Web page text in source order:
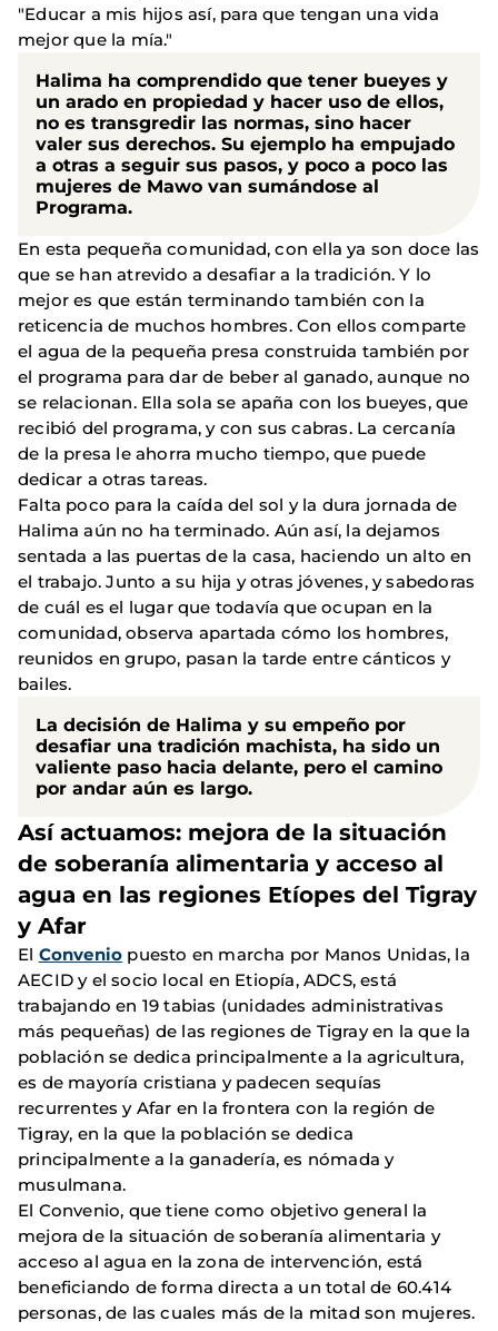
"Educar a mis hijos así, para que tengan una vida
mejor que la mía."
Halima ha comprendido que tener bueyes y
un arado en propiedad y hacer uso de ellos,
no es transgredir las normas, sino hacer
valer sus derechos. Su ejemplo ha empujado
a otras a seguir sus pasos, y poco a poco las
mujeres de Mawo van sumándose al
Programa.
En esta pequeña comunidad, con ella ya son doce las
que se han atrevido a desafiar a la tradición. Y lo
mejor es que están terminando también con la
reticencia de muchos hombres. Con ellos comparte
el agua de la pequeña presa construida también por
el programa para dar de beber al ganado, aunque no
se relacionan. Ella sola se apaña con los bueyes, que
recibió del programa, y con sus cabras. La cercanía
de la presa le ahorra mucho tiempo, que puede
dedicar a otras tareas.
Falta poco para la caída del sol y la dura jornada de
Halima aún no ha terminado. Aún así, la dejamos
sentada a las puertas de la casa, haciendo un alto en
el trabajo. Junto a su hija y otras jóvenes, y sabedoras
de cuál es el lugar que todavía que ocupan en la
comunidad, observa apartada cómo los hombres,
reunidos en grupo, pasan la tarde entre cánticos y
bailes.
La decisión de Halima y su empeño por
desafiar una tradición machista, ha sido un
valiente paso hacia delante, pero el camino
por andar aún es largo.
Así actuamos: mejora de la situación
de soberanía alimentaria y acceso al
agua en las regiones Etíopes del Tigray
y Afar
El Convenio puesto en marcha por Manos Unidas, la
AECID y el socio local en Etiopía, ADCS, está
trabajando en 19 tabias (unidades administrativas
más pequeñas) de las regiones de Tigray en la que la
población se dedica principalmente a la agricultura,
es de mayoría cristiana y padecen sequías
recurrentes y Afar en la frontera con la región de
Tigray, en la que la población se dedica
principalmente a la ganadería, es nómada y
musulmana.
El Convenio, que tiene como objetivo general la
mejora de la situación de soberanía alimentaria y
acceso al agua en la zona de intervención, está
beneficiando de forma directa a un total de 60.414
personas, de las cuales más de la mitad son mujeres.